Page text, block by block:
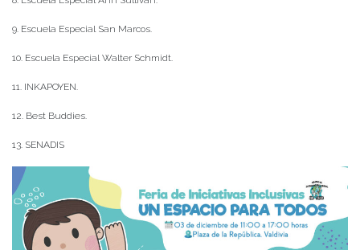
9. Escuela Especial San Marcos.
10. Escuela Especial Walter Schmidt.
11. INKAPOYEN.
12. Best Buddies.
13. SENADIS